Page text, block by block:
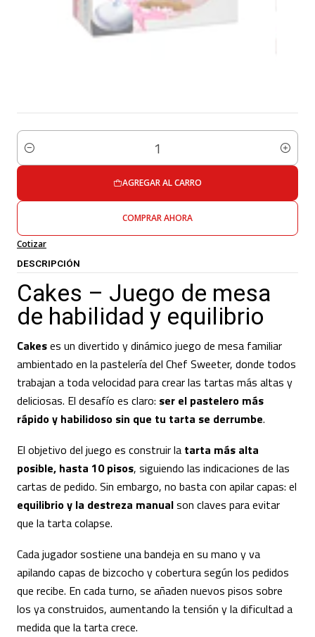
Cantidad
AGREGAR AL CARRO
COMPRAR AHORA
Cotizar
DESCRIPCIÓN
Cakes – Juego de mesa
de habilidad y equilibrio
Cakeses un divertido y dinámico juego de mesa familiar
ambientado en la pastelería del Chef Sweeter, donde todos
trabajan a toda velocidad para crear las tartas más altas y
deliciosas. El desafío es claro: ser el pastelero más
rápido y habilidoso sin que tu tarta se derrumbe.
El objetivo del juego es construir la tarta más alta
posible, hasta 10 pisos, siguiendo las indicaciones de las
cartas de pedido. Sin embargo, no basta con apilar capas: el
equilibrio y la destreza manualson claves para evitar
que la tarta colapse.
Cada jugador sostiene una bandeja en su mano y va
apilando capas de bizcocho y cobertura según los pedidos
que recibe. En cada turno, se añaden nuevos pisos sobre
los ya construidos, aumentando la tensión y la dificultad a
medida que la tarta crece.